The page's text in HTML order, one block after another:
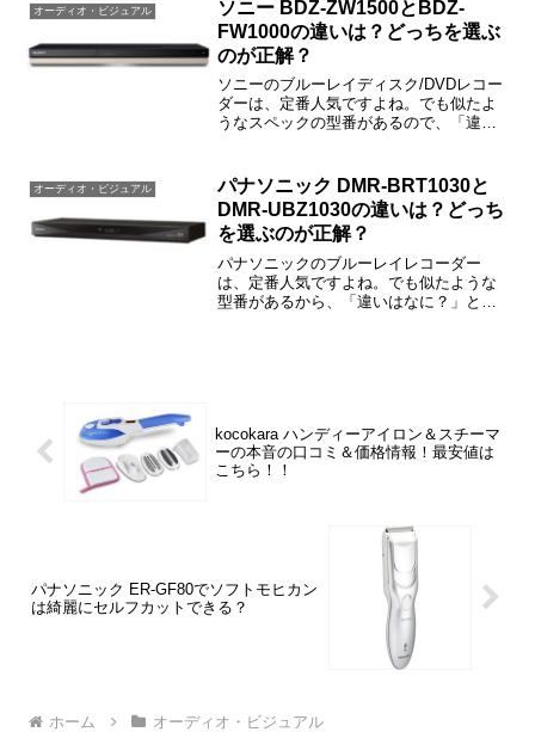
す...
オーディオ・ビジュアル
ソニー BDZ-ZW1500とBDZ-
FW1000の違いは？どっちを選ぶ
のが正解？
ソニーのブルーレイディスク/DVDレコー
ダーは、定番人気ですよね。でも似たよ
うなスペックの型番があるので、「違い
BDZ-FW1000の違いや口コミ、価格情報
などを...
オーディオ・ビジュアル
パナソニック DMR-BRT1030と
DMR-UBZ1030の違いは？どっち
を選ぶのが正解？
パナソニックのブルーレイレコーダー
は、定番人気ですよね。でも似たような
型番があるから、「違いはなに？」と戸
kocokara ハンディーアイロン＆スチーマ
ーの本音の口コミ＆価格情報！最安値は
こちら！！
パナソニック ER-GF80でソフトモヒカン
は綺麗にセルフカットできる？
ホーム オーディオ・ビジュアル